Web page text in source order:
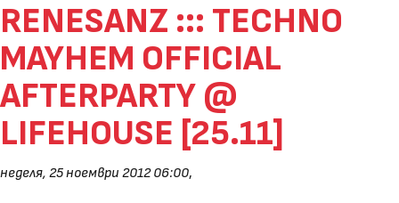
RENESANZ ::: TECHNO
MAYHEM OFFICIAL
AFTERPARTY @
LIFEHOUSE [25.11]
неделя, 25 ноември 2012 06:00,